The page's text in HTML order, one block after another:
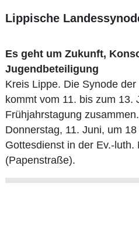
Lippische
Es geht um Zukunft,
Jugendbeteiligung
Kreis Lippe. Die Synode
kommt vom 11. bis zum 13.
Frühjahrstagung
Donnerstag, 11. Juni, um
Gottesdienst in der Ev.-luth.
(Papenstraße).